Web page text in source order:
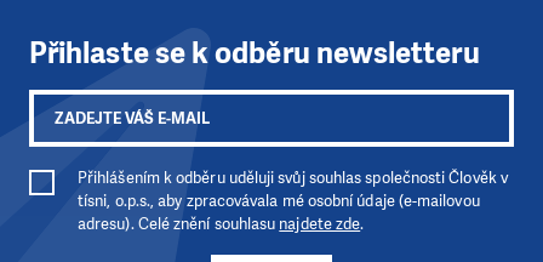
Přihlaste se k odběru newsletteru
Přihlášením k odběru uděluji svůj souhlas společnosti Člověk v
tísni, o.p.s., aby zpracovávala mé osobní údaje (e-mailovou
adresu). Celé znění souhlasu najdete zde.